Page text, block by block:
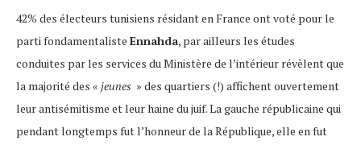
42% des électeurs tunisiens résidant en France ont voté pour le
parti fondamentaliste Ennahda, par ailleurs les études
conduites par les services du Ministère de l’intérieur révèlent que
la majorité des « jeunes » des quartiers (!) affichent ouvertement
leur antisémitisme et leur haine du juif. La gauche républicaine qui
pendant longtemps fut l’honneur de la République, elle en fut